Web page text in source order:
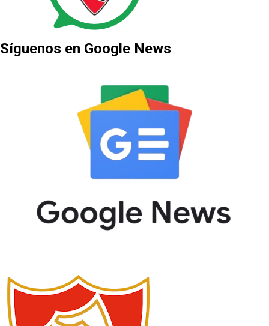
Síguenos en Google News